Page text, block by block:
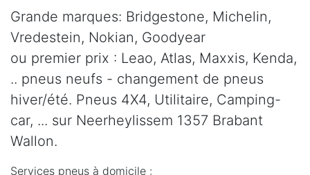
Grande marques: Bridgestone, Michelin,
Vredestein, Nokian, Goodyear
ou premier prix : Leao, Atlas, Maxxis, Kenda,
.. pneus neufs - changement de pneus
hiver/été. Pneus 4X4, Utilitaire, Camping-
car, ... sur Neerheylissem 1357 Brabant
Wallon.
Services pneus à domicile :